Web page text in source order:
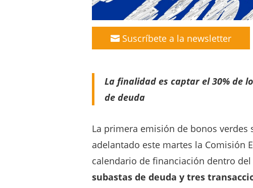
Suscríbete a la newsletter
La finalidad es captar el 30% de
de deuda
La primera emisión de bonos verdes
adelantado este martes la Comisión
calendario de financiación dentro
subastas de deuda y tres